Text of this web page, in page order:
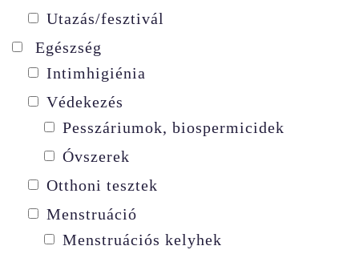
Utazás/fesztivál
Egészség
Intimhigiénia
Védekezés
Pesszáriumok, biospermicidek
Óvszerek
Otthoni tesztek
Menstruáció
Menstruációs kelyhek